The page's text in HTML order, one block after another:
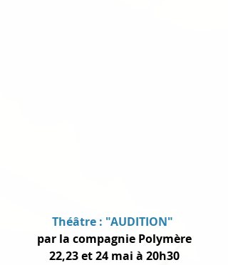
Théâtre : "AUDITION"
par la compagnie Polymère
22,23 et 24 mai à 20h30